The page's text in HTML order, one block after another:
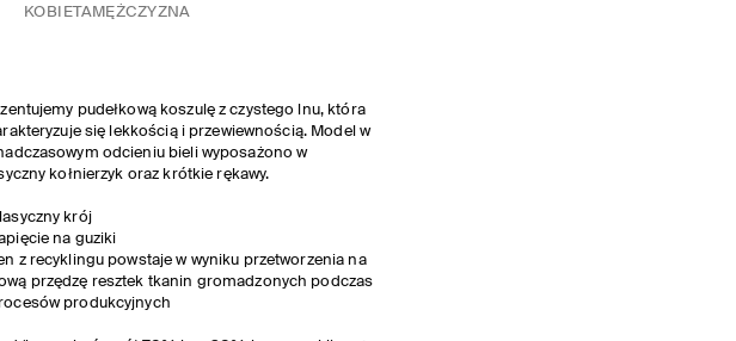
KOBIETA MĘŻCZYZNA
pudełkową koszulę z czystego lnu, która
się lekkością i przewiewnością. Model w
odcieniu bieli wyposażono w
kołnierzyk oraz krótkie rękawy.
krój
na guziki
z recyklingu powstaje w wyniku przetworzenia na
przędzę resztek tkanin gromadzonych podczas
produkcyjnych